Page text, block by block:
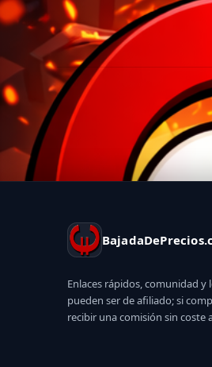
Enlaces rápidos, comunidad y
pueden ser de afiliado; si
recibir una comisión sin coste